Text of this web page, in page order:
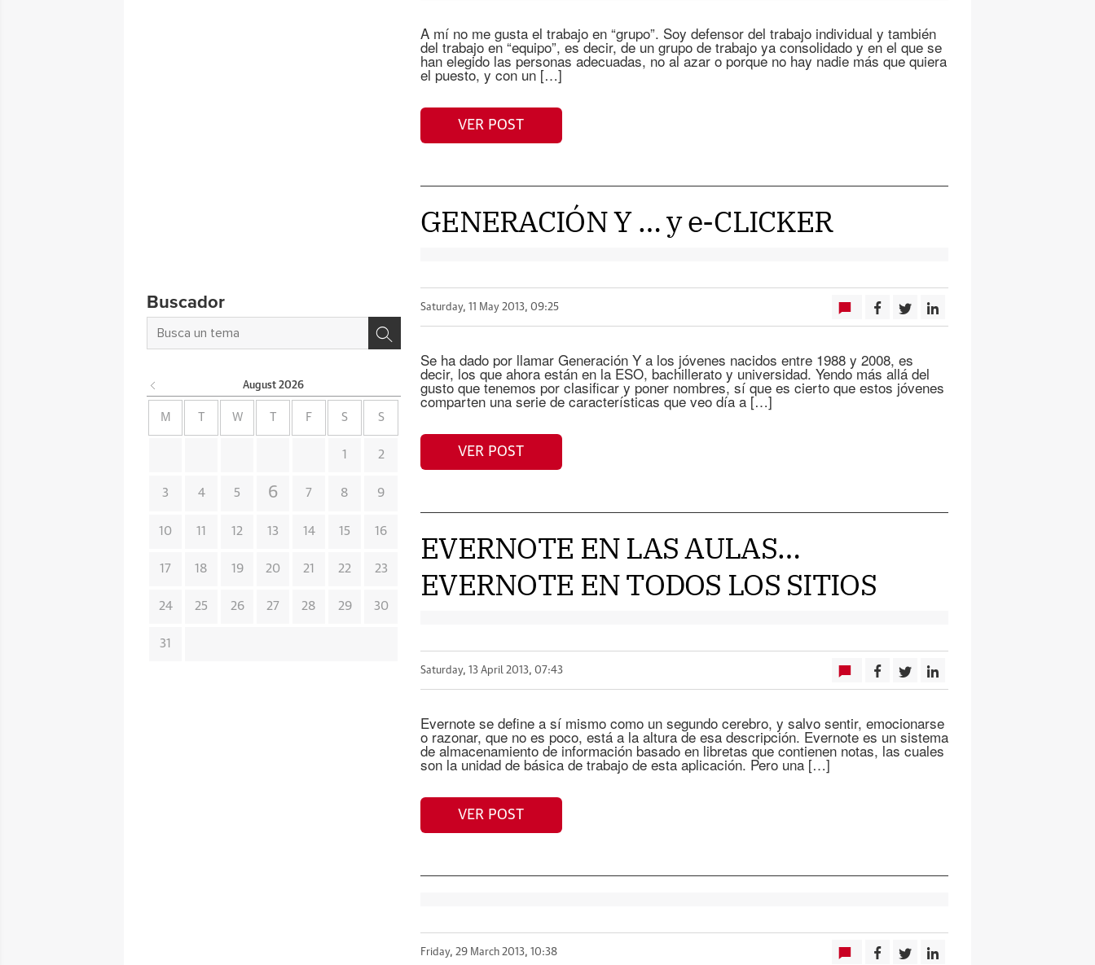
A mí no me gusta el trabajo en “grupo”. Soy defensor del trabajo individual y también
del trabajo en “equipo”, es decir, de un grupo de trabajo ya consolidado y en el que se
han elegido las personas adecuadas, no al azar o porque no hay nadie más que quiera
el puesto, y con un […]
VER POST
GENERACIÓN Y … y e-CLICKER
Saturday, 11 May 2013, 09:25
Se ha dado por llamar Generación Y a los jóvenes nacidos entre 1988 y 2008, es
decir, los que ahora están en la ESO, bachillerato y universidad. Yendo más allá del
gusto que tenemos por clasificar y poner nombres, sí que es cierto que estos jóvenes
comparten una serie de características que veo día a […]
VER POST
EVERNOTE EN LAS AULAS…
EVERNOTE EN TODOS LOS SITIOS
Saturday, 13 April 2013, 07:43
Evernote se define a sí mismo como un segundo cerebro, y salvo sentir, emocionarse
o razonar, que no es poco, está a la altura de esa descripción. Evernote es un sistema
de almacenamiento de información basado en libretas que contienen notas, las cuales
son la unidad de básica de trabajo de esta aplicación. Pero una […]
VER POST
Friday, 29 March 2013, 10:38
Buscador
August 2026
M W F S S
1 2
3 4 5 6 7 8 9
10 11 12 13 14 15 16
17 18 19 20 21 22 23
24 25 26 27 28 29 30
31